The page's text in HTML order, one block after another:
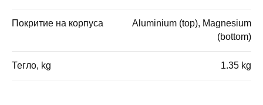
Покритие на корпуса
Aluminium (top), Magnesium
(bottom)
Тегло, kg 1.35 kg